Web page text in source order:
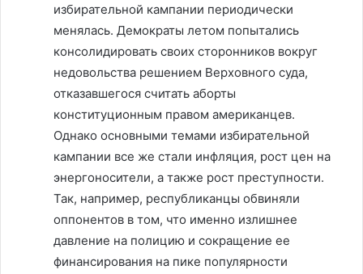
избирательной кампании периодически
менялась. Демократы летом попытались
консолидировать своих сторонников вокруг
недовольства решением Верховного суда,
отказавшегося считать аборты
конституционным правом американцев.
Однако основными темами избирательной
кампании все же стали инфляция, рост цен на
энергоносители, а также рост преступности.
Так, например, республиканцы обвиняли
оппонентов в том, что именно излишнее
давление на полицию и сокращение ее
финансирования на пике популярности